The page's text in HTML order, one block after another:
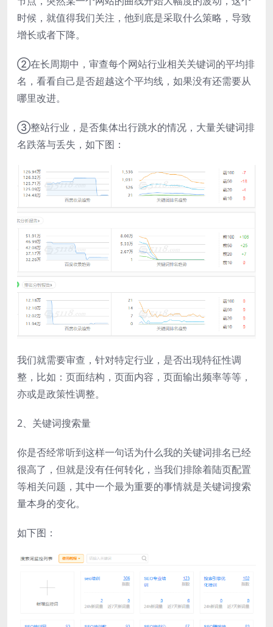
时候，就值得我们关注，他到底是采取什么策略，导致
增长或者下降。
②在长周期中，审查每个网站行业相关关键词的平均排
名，看看自己是否超越这个平均线，如果没有还需要从
哪里改进。
③整站行业，是否集体出行跳水的情况，大量关键词排
名跌落与丢失，如下图：
我们就需要审查，针对特定行业，是否出现特征性调
整，比如：页面结构，页面内容，页面输出频率等等，
亦或是政策性调整。
2、关键词搜索量
你是否经常听到这样一句话为什么我的关键词排名已经
很高了，但就是没有任何转化，当我们排除着陆页配置
等相关问题，其中一个最为重要的事情就是关键词搜索
量本身的变化。
如下图：